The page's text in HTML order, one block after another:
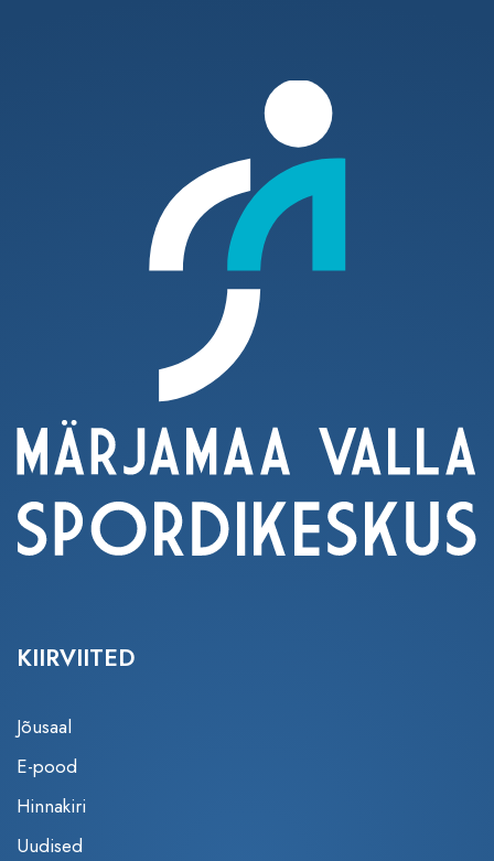
KIIRVIITED
Jõusaal
E-pood
Hinnakiri
Uudised